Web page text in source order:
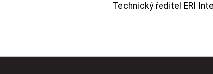
Technický ředitel ERI